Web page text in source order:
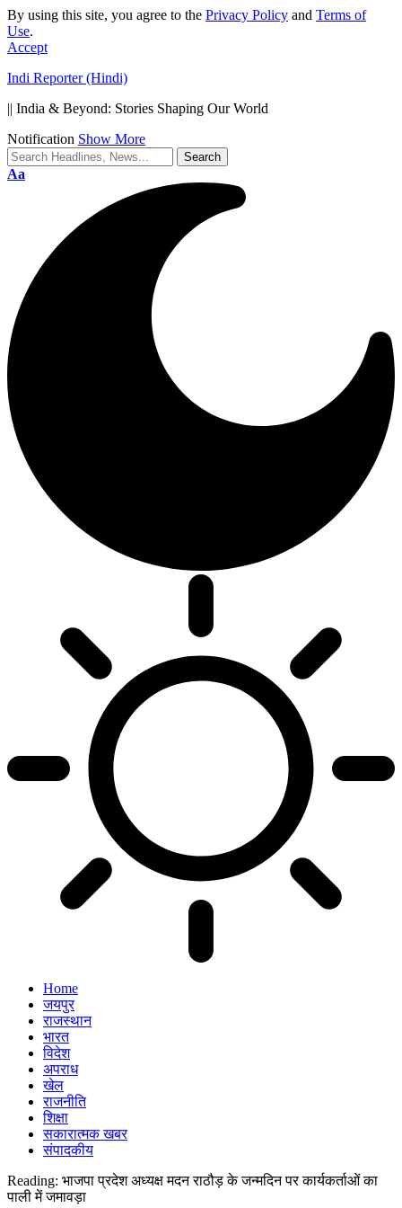
By using this site, you agree to the Privacy Policy and Terms of
Use.
Accept
Indi Reporter (Hindi)
|| India & Beyond: Stories Shaping Our World
Notification Show More
Font
Aa
Home
जयपुर
राजस्थान
भारत
विदेश
अपराध
खेल
राजनीति
शिक्षा
सकारात्मक खबर
संपादकीय
Reading: भाजपा प्रदेश अध्यक्ष मदन राठौड़ के जन्मदिन पर कार्यकर्ताओं का
पाली में जमावड़ा